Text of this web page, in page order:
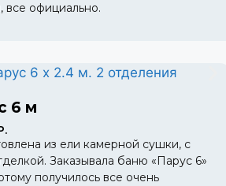
все официально.
6 м
из ели камерной сушки, с
Заказывала баню «Парус 6»
получилось все очень